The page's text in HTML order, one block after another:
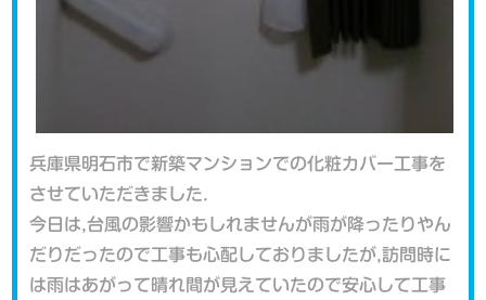
兵庫県明石市で新築マンションでの化粧カバー工事を
させていただきました.
今日は,台風の影響かもしれませんが雨が降ったりやん
だりだったので工事も心配しておりましたが,訪問時に
は雨はあがって晴れ間が見えていたので安心して工事